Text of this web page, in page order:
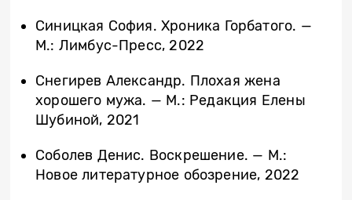
Синицкая София. Хроника Горбатого. —
М.: Лимбус-Пресс, 2022
Снегирев Александр. Плохая жена
хорошего мужа. — М.: Редакция Елены
Шубиной, 2021
Соболев Денис. Воскрешение. — М.:
Новое литературное обозрение, 2022